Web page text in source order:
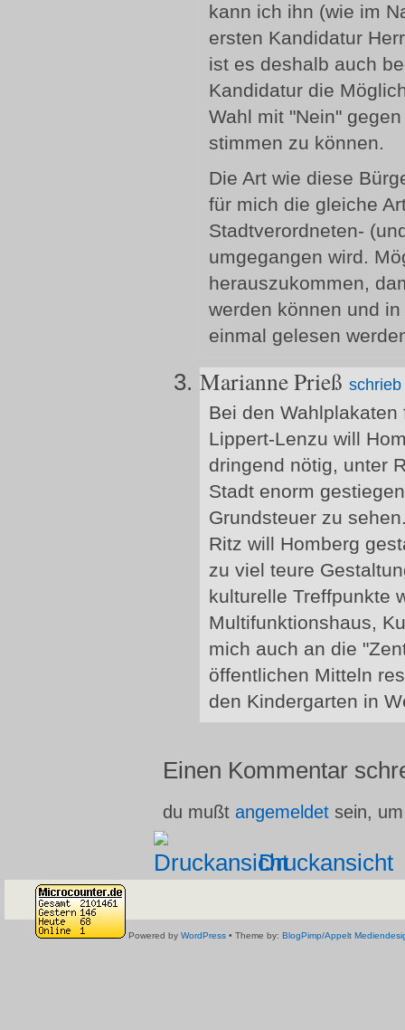
kann ich ihn (wie im
ersten Kandidatur
ist es deshalb auch
Kandidatur die
Wahl mit "Nein"
stimmen zu können.
Die Art wie diese
für mich die gleiche
Stadtverordneten-
umgegangen wird.
herauszukommen,
werden können und
einmal gelesen
Marianne Prieß
Bei den Wahlplakaten
Lippert-Lenzu will
dringend nötig, unter
Stadt enorm
Grundsteuer zu
Ritz will Homberg
zu viel teure
kulturelle Treffpunkte
Multifunktionshaus,
mich auch an die
öffentlichen Mitteln
den Kindergarten in
Einen Kommentar
du mußt angemeldet sein,
Druckansicht
Powered by WordPress • Theme by: BlogPimp/Appelt